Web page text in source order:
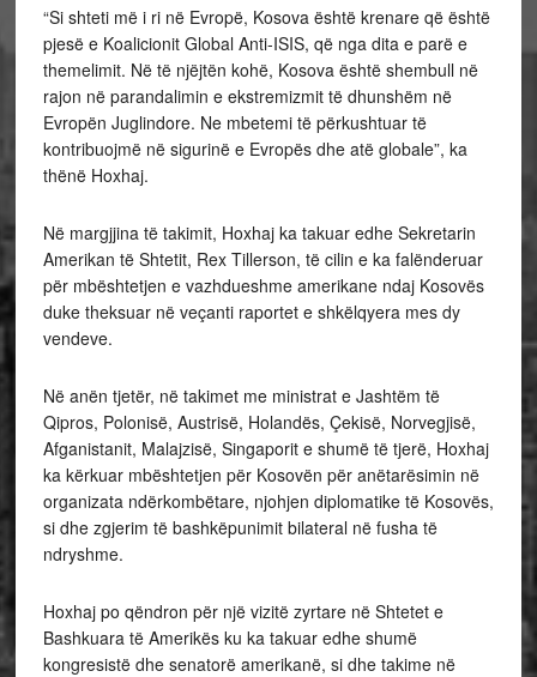
“Si shteti më i ri në Evropë, Kosova është krenare që është
pjesë e Koalicionit Global Anti-ISIS, që nga dita e parë e
themelimit. Në të njëjtën kohë, Kosova është shembull në
rajon në parandalimin e ekstremizmit të dhunshëm në
Evropën Juglindore. Ne mbetemi të përkushtuar të
kontribuojmë në sigurinë e Evropës dhe atë globale”, ka
thënë Hoxhaj.
Në margjjina të takimit, Hoxhaj ka takuar edhe Sekretarin
Amerikan të Shtetit, Rex Tillerson, të cilin e ka falënderuar
për mbështetjen e vazhdueshme amerikane ndaj Kosovës
duke theksuar në veçanti raportet e shkëlqyera mes dy
vendeve.
Në anën tjetër, në takimet me ministrat e Jashtëm të
Qipros, Polonisë, Austrisë, Holandës, Çekisë, Norvegjisë,
Afganistanit, Malajzisë, Singaporit e shumë të tjerë, Hoxhaj
ka kërkuar mbështetjen për Kosovën për anëtarësimin në
organizata ndërkombëtare, njohjen diplomatike të Kosovës,
si dhe zgjerim të bashkëpunimit bilateral në fusha të
ndryshme.
Hoxhaj po qëndron për një vizitë zyrtare në Shtetet e
Bashkuara të Amerikës ku ka takuar edhe shumë
kongresistë dhe senatorë amerikanë, si dhe takime në